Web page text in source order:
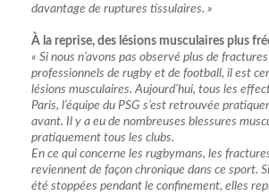
davantage de ruptures tissulaires. »
À la reprise, des lésions musculaires plus
« Si nous n’avons pas observé plus de
professionnels de rugby et de football, il est
lésions musculaires. Aujourd’hui, tous les
Paris, l’équipe du PSG s’est retrouvée
avant. Il y a eu de nombreuses blessures
pratiquement tous les clubs.
En ce qui concerne les rugbymans, les
reviennent de façon chronique dans ce sport.
été stoppées pendant le confinement, elles